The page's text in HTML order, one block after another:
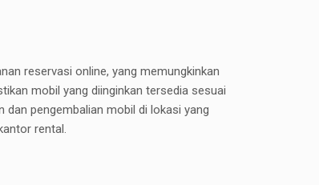
reservasi online, yang memungkinkan
mobil yang diinginkan tersedia sesuai
dan pengembalian mobil di lokasi yang
rental.